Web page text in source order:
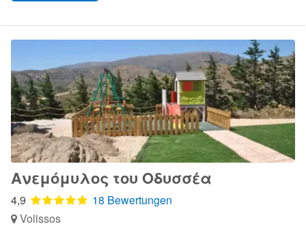
Ανεμόμυλος του Οδυσσέα
4,9
18 Bewertungen
Volissos